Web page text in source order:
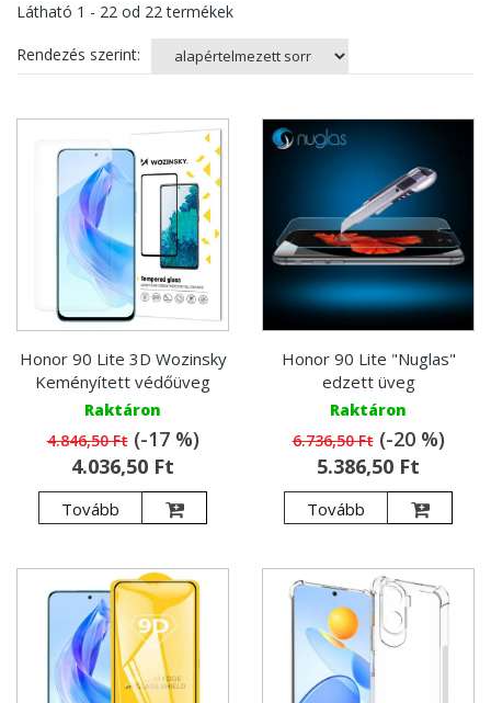
Látható 1 - 22 od 22termékek
Rendezés szerint:
Honor 90 Lite 3D Wozinsky
Keményített védőüveg
Raktáron
4.846,50 Ft(-17 %)
4.036,50 Ft
Tovább
Honor 90 Lite "Nuglas"
edzett üveg
Raktáron
6.736,50 Ft(-20 %)
5.386,50 Ft
Tovább